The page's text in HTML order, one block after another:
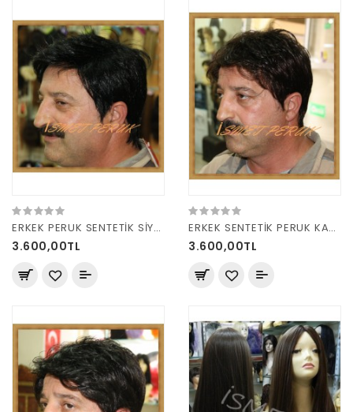
ERKEK PERUK SENTETİK SİYAH
3.600,00TL
ERKEK SENTETİK PERUK KAHVE
3.600,00TL